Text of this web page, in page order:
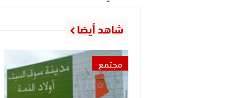
شاهد أيضا
مجتمع